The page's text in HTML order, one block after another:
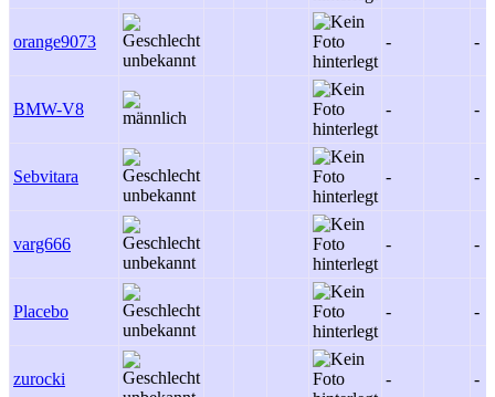
orange9073 - -
BMW-V8 - -
Sebvitara - -
varg666 - -
Placebo - -
zurocki - -